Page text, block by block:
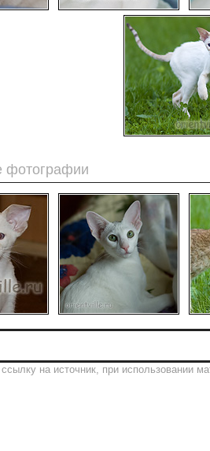
фотографии
на источник, при использовании